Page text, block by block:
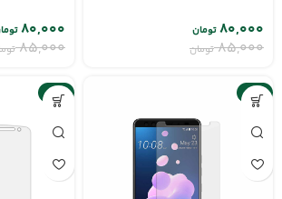
۸۵,۰۰۰ تومان
۸۰,۰۰۰تومان
۸۵,۰۰۰
۸۰,۰۰۰
-6%
-6%